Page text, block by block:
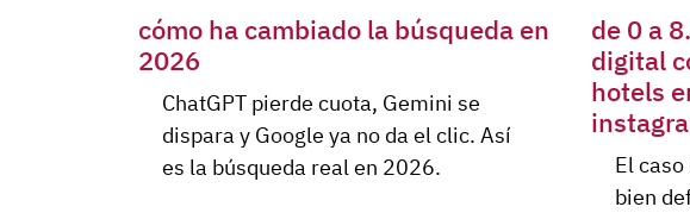
cómo ha cambiado la búsqueda en
2026
ChatGPT pierde cuota, Gemini se
dispara y Google ya no da el clic. Así
es la búsqueda real en 2026.
de 0 a
digital
hotels
El
bien